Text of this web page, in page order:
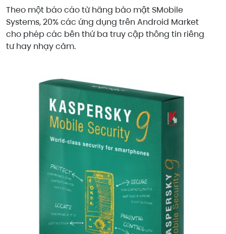
Theo một báo cáo từ hãng bảo mật SMobile
Systems, 20% các ứng dụng trên Android Market
cho phép các bên thứ ba truy cập thông tin riêng
tư hay nhạy cảm.